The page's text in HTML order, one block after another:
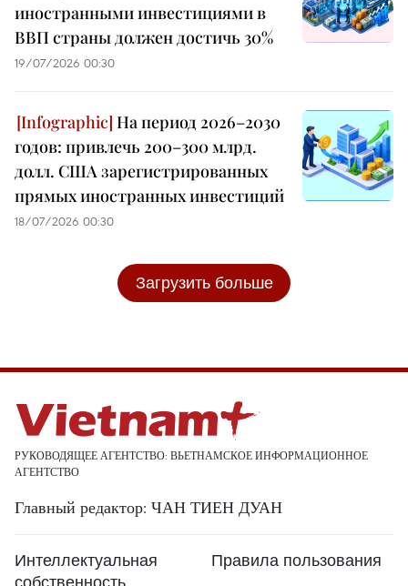
иностранными инвестициями в
ВВП страны должен достичь 30%
19/07/2026 00:30
На период 2026–2030
годов: привлечь 200–300 млрд.
долл. США зарегистрированных
прямых иностранных инвестиций
18/07/2026 00:30
Загрузить больше
РУКОВОДЯЩЕЕ АГЕНТСТВО: ВЬЕТНАМСКОЕ ИНФОРМАЦИОННОЕ
АГЕНТСТВО
Главный редактор: ЧАН ТИЕН ДУАН
Интеллектуальная
собственность
Правила пользования